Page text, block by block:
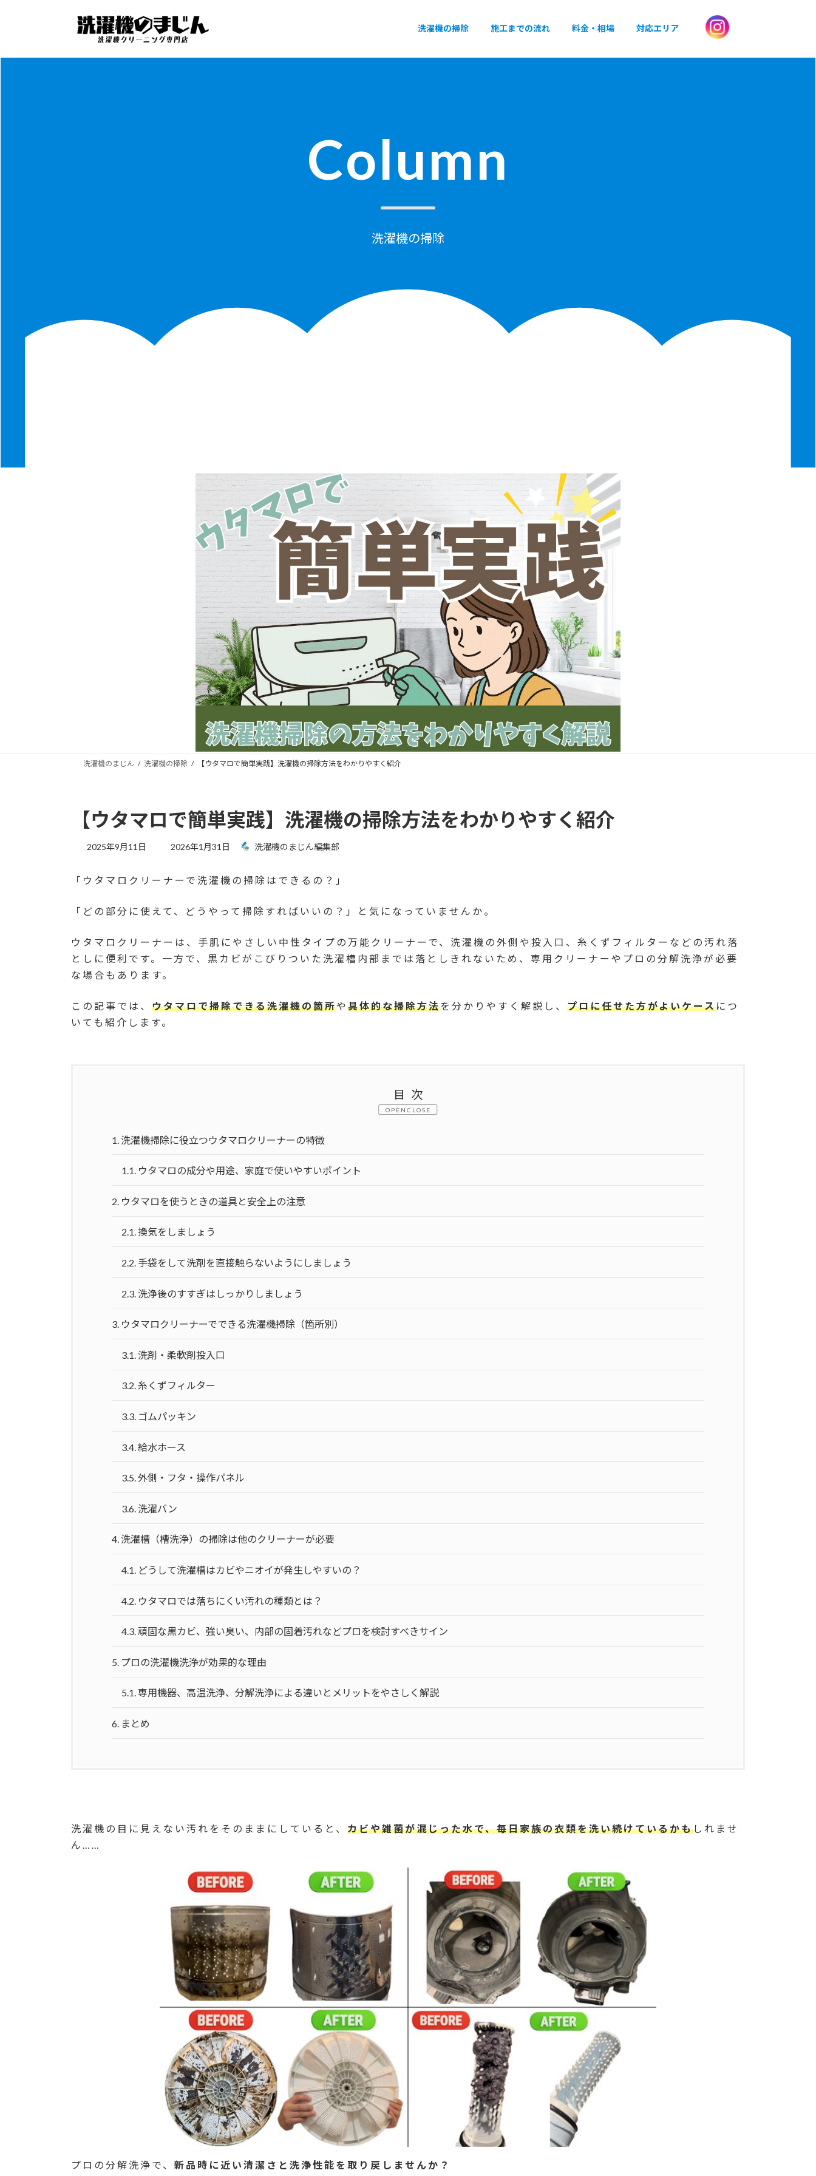
洗濯機の掃除 施工までの流れ 料金・相場 対応エリア
Column
洗濯機の掃除
洗濯機のまじん 洗濯機の掃除 【ウタマロで簡単実践】洗濯機の掃除方法をわかりやすく紹介
【ウタマロで簡単実践】洗濯機の掃除方法をわかりやすく紹介
2025年9月11日
最
新
:
2026年1月31日 洗濯機のまじん編集部
「ウタマロクリーナーで洗濯機の掃除はできるの？」
「どの部分に使えて、どうやって掃除すればいいの？」と気になっていませんか。
ウタマロクリーナーは、手肌にやさしい中性タイプの万能クリーナーで、洗濯機の外側や投入口、糸くずフィルターなどの汚れ落
としに便利です。一方で、黒カビがこびりついた洗濯槽内部までは落としきれないため、専用クリーナーやプロの分解洗浄が必要
な場合もあります。
この記事では、 ウタマロで掃除できる洗濯機の箇所や 具体的な掃除方法を分かりやすく解説し、 プロに任せた方がよいケースにつ
いても紹介します。
目次
CLOSE
1. 洗濯機掃除に役立つウタマロクリーナーの特徴
1.1. ウタマロの成分や用途、家庭で使いやすいポイント
2. ウタマロを使うときの道具と安全上の注意
2.1.換気をしましょう
2.2. 手袋をして洗剤を直接触らないようにしましょう
2.3. 洗浄後のすすぎはしっかりしましょう
3. ウタマロクリーナーでできる洗濯機掃除（箇所別）
3.1. 洗剤・柔軟剤投入口
3.2.糸くずフィルター
3.3. ゴムパッキン
3.4. 給水ホース
3.5.外側・フタ・操作パネル
3.6. 洗濯バン
4. 洗濯槽（槽洗浄）の掃除は他のクリーナーが必要
4.1. どうして洗濯槽はカビやニオイが発生しやすいの？
4.2. ウタマロでは落ちにくい汚れの種類とは？
4.3.頑固な黒カビ、強い臭い、内部の固着汚れなどプロを検討すべきサイン
5. プロの洗濯機洗浄が効果的な理由
5.1.専用機器、高温洗浄、分解洗浄による違いとメリットをやさしく解説
6. まとめ
洗濯機の目に見えない汚れをそのままにしていると、 カビや雑菌が混じった水で、毎日家族の衣類を洗い続けているかもしれませ
ん……
プロの分解洗浄で、 新品時に近い清潔さと洗浄性能を取り戻しませんか？